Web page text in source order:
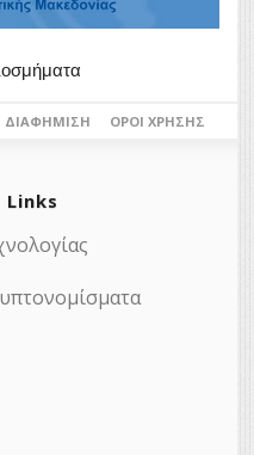
ΔΙΑΦΉΜΙΣΗ ΌΡΟΙ ΧΡΉΣΗΣ
Links